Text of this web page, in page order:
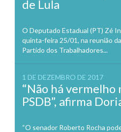
de Lula
O Deputado Estadual (PT) Zé
quinta-feira 25/01, na reunião
Partido dos Trabalhadores...
1 DE DEZEMBRO DE 2017
“Não há vermelho
PSDB”, afirma
“O senador Roberto Rocha